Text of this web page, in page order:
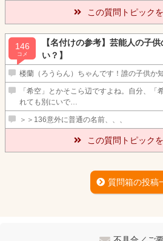
この質問トピック
146
コメ
【名付けの参考】芸能人の子
い？】
楼蘭（ろうらん）ちゃんです！誰の子供か
「希空」とかそこら辺ですよね。自分、「
れても別にいで…
＞＞136意外に普通の名前、、、
この質問トピック
質問箱の投稿